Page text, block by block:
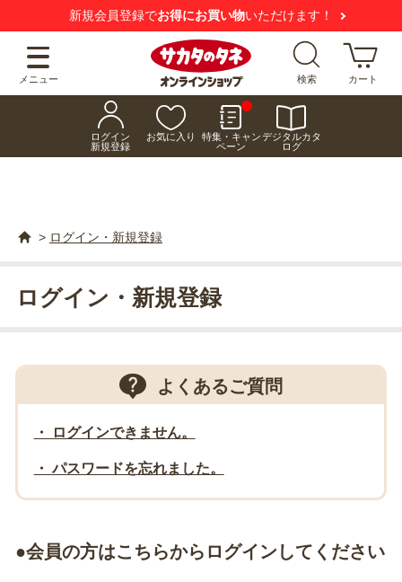
新規会員登録でお得にお買い物いただけます！
メニュー 検索 カート
ログイン
新規登録
お気に入り
特集・キャン
ペーン
デジタルカタ
ログ
> ログイン・新規登録
ログイン・新規登録
よくあるご質問
・ ログインできません。
・ パスワードを忘れました。
●会員の方はこちらからログインしてください